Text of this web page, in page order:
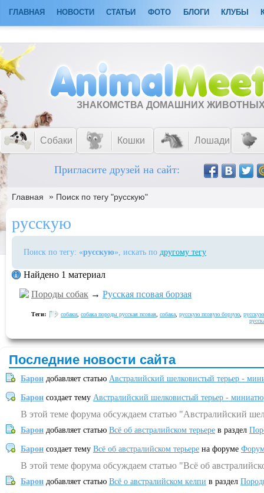
ГЛАВНАЯ НОВОСТИ СТАТЬИ ФОТО БЛОГИ КЛУБЫ
ЗНАКОМСТВА ДОМАШНИХ
Собаки Кошки Лошади
Пригласите друзей на сайт:
Главная » Поиск по тегу "русскую"
русскую
Поиск по тегу: «русскую», искать по другому тегу
Найдено 1 материал
Породы собак → Русская псовая борзая
Теги: собаки собака породы русская псовая собака русскую псовую борзую
Последние новости сайта
Барон добавляет статью Австралийский шелковистый терьер -
Барон создает тему Австралийский шелковистый терьер -
В этой теме форума обсуждаем статью "Австралийский
Барон добавляет статью Всё об австралийском терьере в раздел
Барон создает тему Всё об австралийском терьере на форуме
В этой теме форума обсуждаем статью "Всё об
Барон добавляет статью Всё о австралийском келпи в раздел